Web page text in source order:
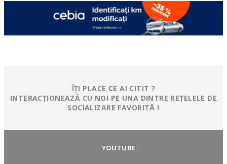
ÎȚI PLACE CE AI CITIT ?
INTERACȚIONEAZĂ CU NOI PE UNA DINTRE REȚELELE DE
SOCIALIZARE FAVORITĂ !
YOUTUBE